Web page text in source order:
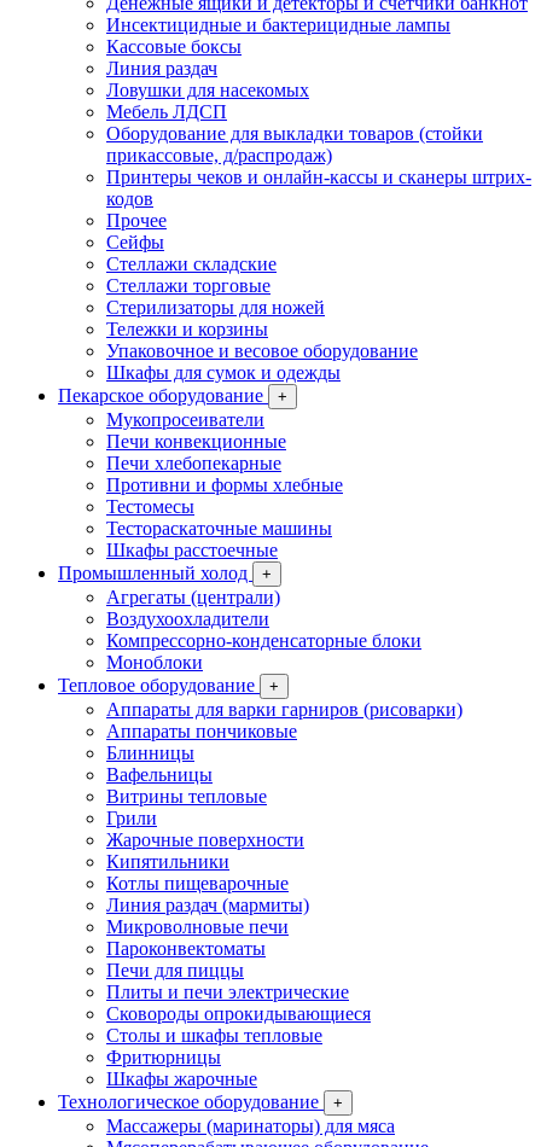
Инсектицидные и бактерицидные лампы
Кассовые боксы
Линия раздач
Ловушки для насекомых
Мебель ЛДСП
Оборудование для выкладки товаров (стойки
прикассовые, д/распродаж)
Принтеры чеков и онлайн-кассы и сканеры штрих-
кодов
Прочее
Сейфы
Стеллажи складские
Стеллажи торговые
Стерилизаторы для ножей
Тележки и корзины
Упаковочное и весовое оборудование
Шкафы для сумок и одежды
Пекарское оборудование
+
Мукопросеиватели
Печи конвекционные
Печи хлебопекарные
Противни и формы хлебные
Тестомесы
Тестораскаточные машины
Шкафы расстоечные
Промышленный холод
+
Агрегаты (централи)
Воздухоохладители
Компрессорно-конденсаторные блоки
Моноблоки
Тепловое оборудование
+
Аппараты для варки гарниров (рисоварки)
Аппараты пончиковые
Блинницы
Вафельницы
Витрины тепловые
Грили
Жарочные поверхности
Кипятильники
Котлы пищеварочные
Линия раздач (мармиты)
Микроволновые печи
Пароконвектоматы
Печи для пиццы
Плиты и печи электрические
Сковороды опрокидывающиеся
Столы и шкафы тепловые
Фритюрницы
Шкафы жарочные
Технологическое оборудование
+
Массажеры (маринаторы) для мяса